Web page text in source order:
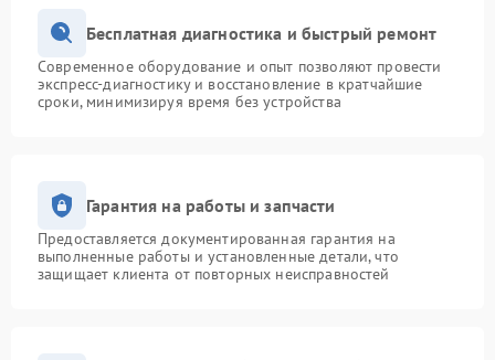
Бесплатная диагностика и быстрый ремонт
Современное оборудование и опыт позволяют провести
экспресс-диагностику и восстановление в кратчайшие
сроки, минимизируя время без устройства
Гарантия на работы и запчасти
Предоставляется документированная гарантия на
выполненные работы и установленные детали, что
защищает клиента от повторных неисправностей